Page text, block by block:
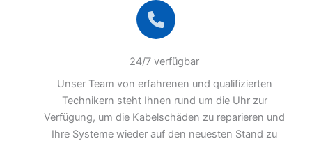
24/7 verfügbar
Unser Team von erfahrenen und qualifizierten
Technikern steht Ihnen rund um die Uhr zur
Verfügung, um die Kabelschäden zu reparieren und
Ihre Systeme wieder auf den neuesten Stand zu